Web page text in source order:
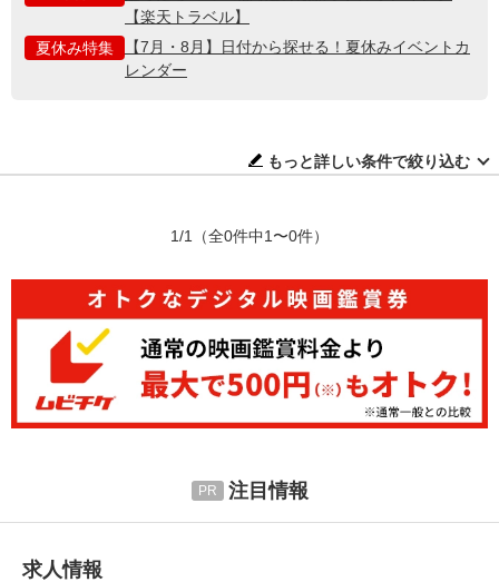
【楽天トラベル】
夏休み特集
【7月・8月】日付から探せる！夏休みイベントカ
レンダー
もっと詳しい条件で絞り込む
1/1 （全0件中1〜0件）
注目情報
求人情報